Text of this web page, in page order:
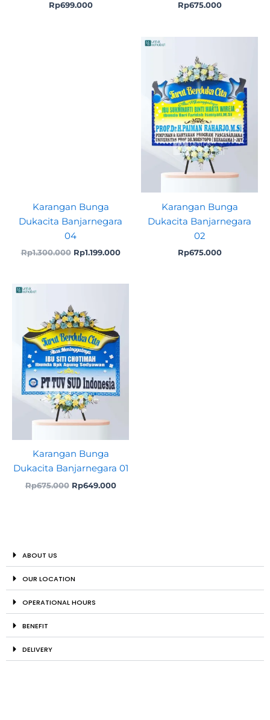
Rp699.000 Rp675.000
Karangan Bunga
Dukacita Banjarnegara
04
Rp1.300.000 Rp1.199.000
Current
Karangan Bunga
Dukacita Banjarnegara
02
Rp675.000
Karangan Bunga
Dukacita Banjarnegara 01
Rp675.000
was:
Rp675.000.
Rp649.000
ABOUT US
OUR LOCATION
OPERATIONAL HOURS
BENEFIT
DELIVERY